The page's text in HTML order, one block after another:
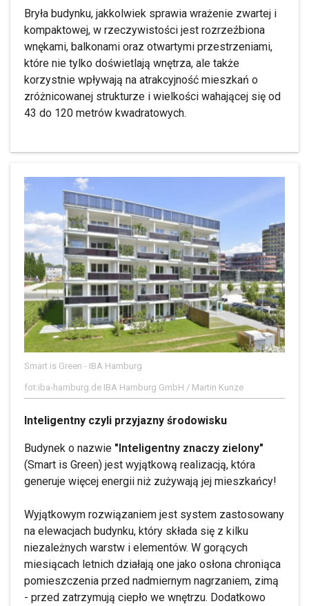
Bryła budynku, jakkolwiek sprawia wrażenie zwartej i
kompaktowej, w rzeczywistości jest rozrzeźbiona
wnękami, balkonami oraz otwartymi przestrzeniami,
które nie tylko doświetlają wnętrza, ale także
korzystnie wpływają na atrakcyjność mieszkań o
zróżnicowanej strukturze i wielkości wahającej się od
43 do 120 metrów kwadratowych.
Smart is Green - IBA Hamburg
fot:iba-hamburg.de IBA Hamburg GmbH / Martin Kunze
Inteligentny czyli przyjazny środowisku
Budynek o nazwie "Inteligentny znaczy zielony"
(Smart is Green) jest wyjątkową realizacją, która
generuje więcej energii niż zużywają jej mieszkańcy!
Wyjątkowym rozwiązaniem jest system zastosowany
na elewacjach budynku, który składa się z kilku
niezależnych warstw i elementów. W gorących
miesiącach letnich działają one jako osłona chroniąca
pomieszczenia przed nadmiernym nagrzaniem, zimą
- przed zatrzymują ciepło we wnętrzu. Dodatkowo